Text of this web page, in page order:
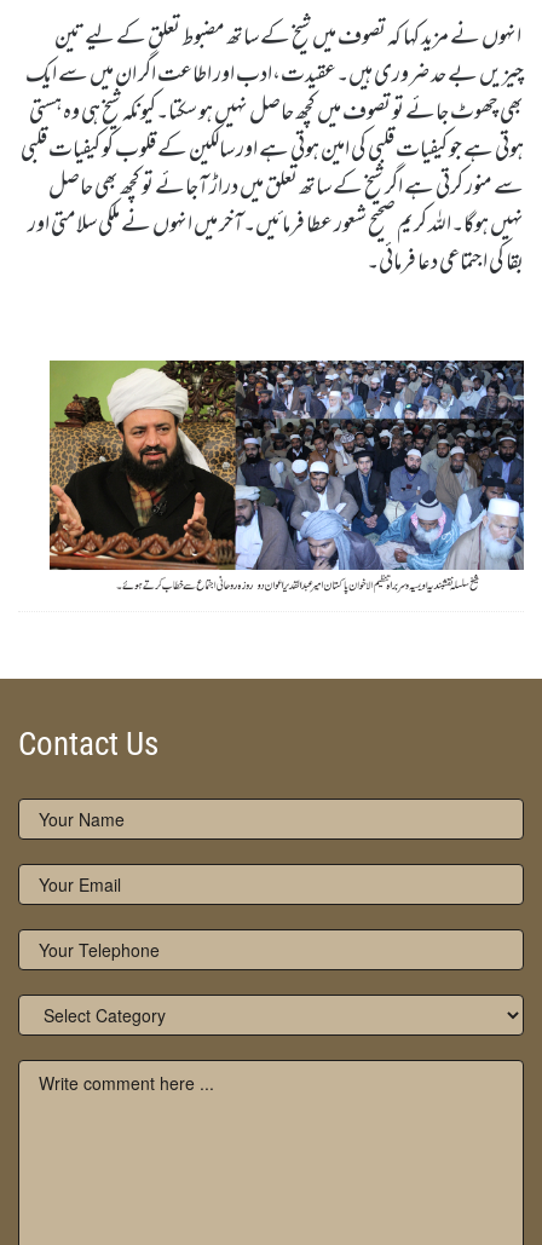
انہوں نے مزید کہا کہ تصوف میں شیخ کے ساتھ مضبوط تعلق کے لیے تین
چیزیں بے حد ضروری ہیں۔عقیدت،ادب اور اطاعت اگر ان میں سے ایک
بھی چھوٹ جائے تو تصوف میں کچھ حاصل نہیں ہو سکتا۔کیونکہ شیخ ہی وہ ہستی
ہوتی ہے جو کیفیات قلبی کی امین ہوتی ہے اور سالکین کے قلوب کو کیفیات قلبی
سے منور کرتی ہے اگر شیخ کے ساتھ تعلق میں دراڑ آجائے تو کچھ بھی حاصل
نہیں ہوگا۔اللہ کریم صحیح شعور عطا فرمائیں۔آخر میں انہوں نے ملکی سلامتی اور
بقا کی اجتماعی دعا فرمائی۔
Contact Us